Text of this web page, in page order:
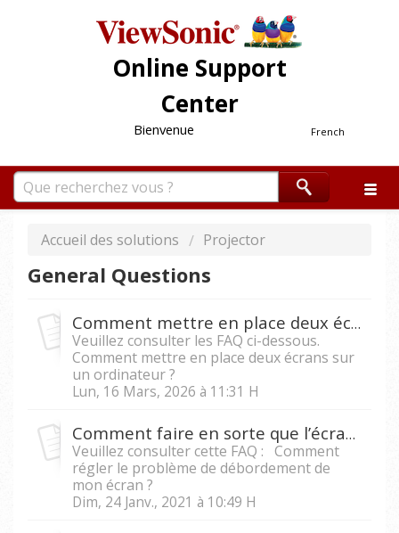
Online Support
Center
French
Bienvenue
Accueil des solutions Projector
General Questions
Comment mettre en place deux écrans sur un ordinateur ?
Veuillez consulter les FAQ ci-dessous.
Comment mettre en place deux écrans sur
un ordinateur ?
Lun, 16 Mars, 2026 à 11:31 H
Comment faire en sorte que l’écran soit à la bonne taille pour la zone d'affichage du projecteur ?
Veuillez consulter cette FAQ : Comment
régler le problème de débordement de
mon écran ?
Dim, 24 Janv., 2021 à 10:49 H